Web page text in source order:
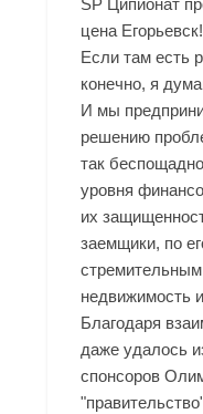
SP Ципионат
цена Егорьевск!
Если там есть
конечно, я
И мы
решению
так
уровня
их
заемщики, по
недвижимость
Благодаря
даже удалось
спонсоров